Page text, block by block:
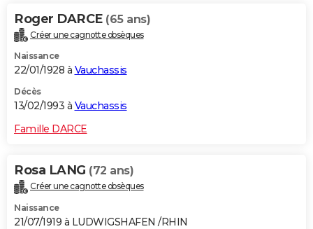
Roger DARCE (65 ans)
Créer une cagnotte obsèques
Naissance
22/01/1928 à Vauchassis
Décès
13/02/1993 à Vauchassis
Famille DARCE
Rosa LANG (72 ans)
Créer une cagnotte obsèques
Naissance
21/07/1919 à LUDWIGSHAFEN /RHIN